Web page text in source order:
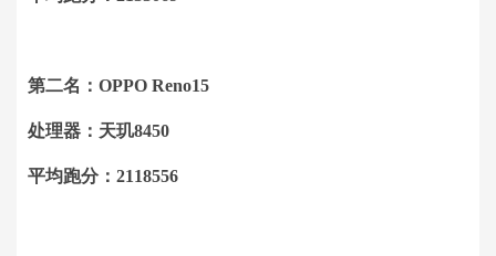
第二名：OPPO Reno15
处理器：天玑8450
平均跑分：2118556